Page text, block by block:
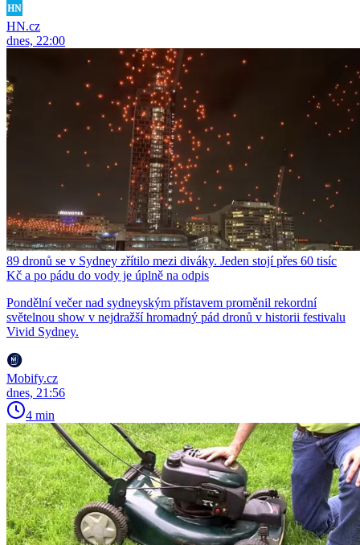
HN.cz
dnes, 22:00
89 dronů se v Sydney zřítilo mezi diváky. Jeden stojí přes 60 tisíc
Kč a po pádu do vody je úplně na odpis
Pondělní večer nad sydneyským přístavem proměnil rekordní
světelnou show v nejdražší hromadný pád dronů v historii festivalu
Vivid Sydney.
Mobify.cz
dnes, 21:56
4 min